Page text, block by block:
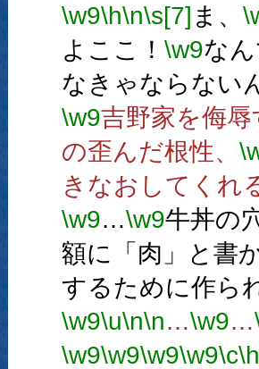
\w9\h\n\s[7] ま、
よここ！ \w9な
なきゃならない
\w9吉野家を侮
の歪んだ根性、
きなおしてくれ
\w9…\w9牛丼の
額に「肉」と書
するために作ら
\w9\u\n\n…\w9…
\w9\w9\w9\w9\c\h